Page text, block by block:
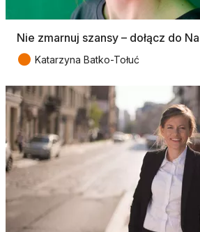
Nie zmarnuj szansy – dołącz do
● Katarzyna Batko-Tołuć